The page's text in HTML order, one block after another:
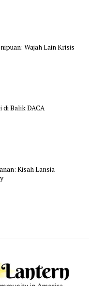
Wajah Lain Krisis
di Balik DACA
Kisah Lansia